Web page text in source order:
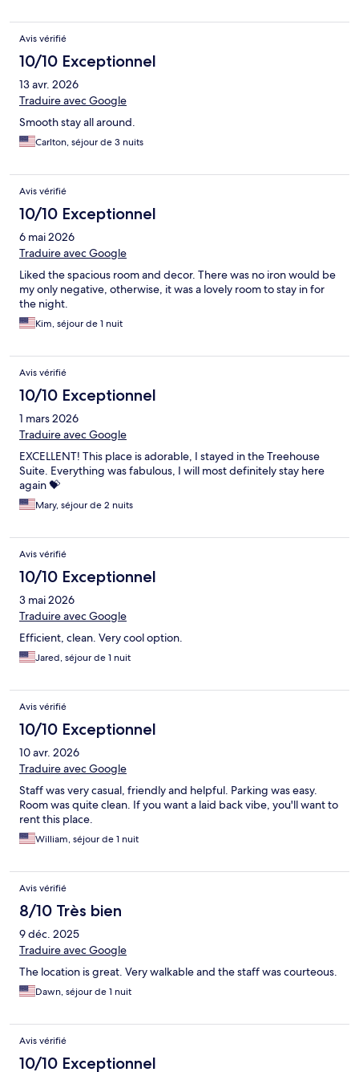
Avis vérifié
10/10 Exceptionnel
13 avr. 2026
Traduire avec Google
Smooth stay all around.
Carlton, séjour de 3 nuits
Avis vérifié
10/10 Exceptionnel
6 mai 2026
Traduire avec Google
Liked the spacious room and decor. There was no iron would be
my only negative, otherwise, it was a lovely room to stay in for
the night.
Kim, séjour de 1 nuit
Avis vérifié
10/10 Exceptionnel
1 mars 2026
Traduire avec Google
EXCELLENT! This place is adorable, I stayed in the Treehouse
Suite. Everything was fabulous, I will most definitely stay here
again 💝
Mary, séjour de 2 nuits
Avis vérifié
10/10 Exceptionnel
3 mai 2026
Traduire avec Google
Efficient, clean. Very cool option.
Jared, séjour de 1 nuit
Avis vérifié
10/10 Exceptionnel
10 avr. 2026
Traduire avec Google
Staff was very casual, friendly and helpful. Parking was easy.
Room was quite clean. If you want a laid back vibe, you'll want to
rent this place.
William, séjour de 1 nuit
Avis vérifié
8/10 Très bien
9 déc. 2025
Traduire avec Google
The location is great. Very walkable and the staff was courteous.
Dawn, séjour de 1 nuit
Avis vérifié
10/10 Exceptionnel